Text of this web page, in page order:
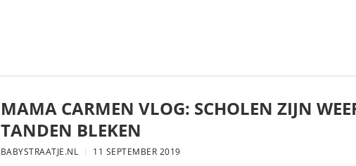
MAMA CARMEN VLOG: SCHOLEN ZIJN
TANDEN BLEKEN
BABYSTRAATJE.NL 11 SEPTEMBER 2019